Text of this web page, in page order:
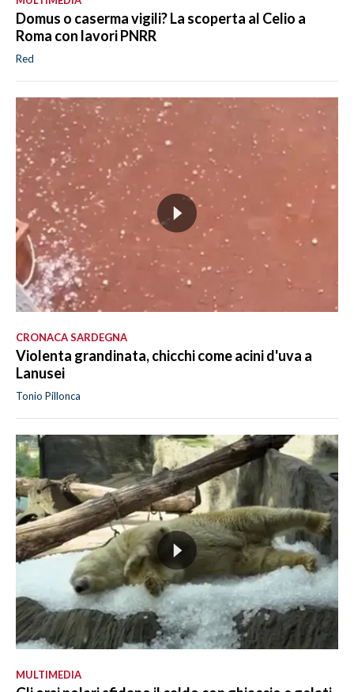
Domus o caserma vigili? La scoperta al Celio a
Roma con lavori PNRR
Red
CRONACA SARDEGNA
Violenta grandinata, chicchi come acini d'uva a
Lanusei
Tonio Pillonca
MULTIMEDIA